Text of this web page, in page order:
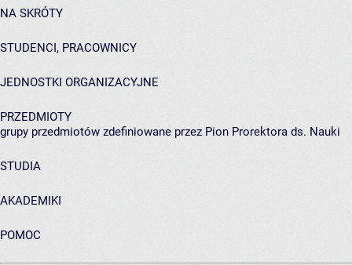
NA SKRÓTY
STUDENCI, PRACOWNICY
JEDNOSTKI ORGANIZACYJNE
PRZEDMIOTY
grupy przedmiotów zdefiniowane przez Pion Prorektora ds. Nauki
STUDIA
AKADEMIKI
POMOC